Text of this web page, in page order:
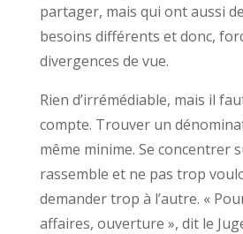
partager, mais qui ont aussi
besoins différents et donc,
divergences de vue.
Rien d’irrémédiable, mais il
compte. Trouver un
même minime. Se concentrer
rassemble et ne pas trop
demander trop à l’autre. «
affaires, ouverture », dit le